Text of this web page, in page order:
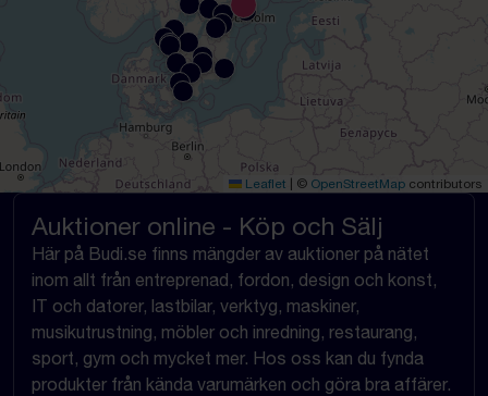
Leaflet © OpenStreetMap contributors
Auktioner online - Köp och Sälj
Här på Budi.se finns mängder av auktioner på nätet
inom allt från entreprenad, fordon, design och konst,
IT och datorer, lastbilar, verktyg, maskiner,
musikutrustning, möbler och inredning, restaurang,
sport, gym och mycket mer. Hos oss kan du fynda
produkter från kända varumärken och göra bra affärer.